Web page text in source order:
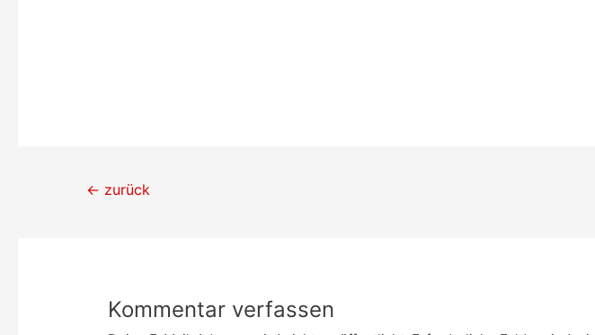
Beitragsnavigation
← zurück
Kommentar verfassen